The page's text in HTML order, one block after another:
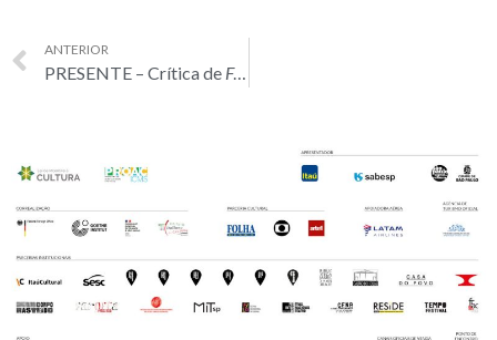
ANTERIOR
PRESENTE – Crítica de Fortaleza